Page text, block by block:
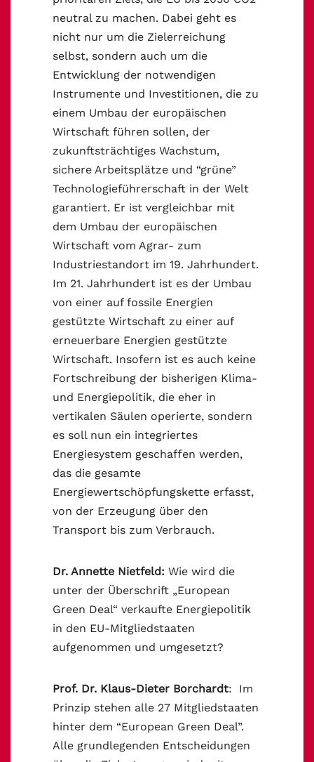
neutral zu machen. Dabei geht es
nicht nur um die Zielerreichung
selbst, sondern auch um die
Entwicklung der notwendigen
Instrumente und Investitionen, die zu
einem Umbau der europäischen
Wirtschaft führen sollen, der
zukunftsträchtiges Wachstum,
sichere Arbeitsplätze und “grüne”
Technologieführerschaft in der Welt
garantiert. Er ist vergleichbar mit
dem Umbau der europäischen
Wirtschaft vom Agrar- zum
Industriestandort im 19. Jahrhundert.
Im 21. Jahrhundert ist es der Umbau
von einer auf fossile Energien
gestützte Wirtschaft zu einer auf
erneuerbare Energien gestützte
Wirtschaft. Insofern ist es auch keine
Fortschreibung der bisherigen Klima-
und Energiepolitik, die eher in
vertikalen Säulen operierte, sondern
es soll nun ein integriertes
Energiesystem geschaffen werden,
das die gesamte
Energiewertschöpfungskette erfasst,
von der Erzeugung über den
Transport bis zum Verbrauch.
Dr. Annette Nietfeld: Wie wird die
unter der Überschrift „European
Green Deal“ verkaufte Energiepolitik
in den EU-Mitgliedstaaten
aufgenommen und umgesetzt?
Prof. Dr. Klaus-Dieter Borchardt: Im
Prinzip stehen alle 27 Mitgliedstaaten
hinter dem “European Green Deal”.
Alle grundlegenden Entscheidungen